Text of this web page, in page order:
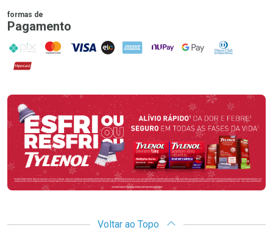
formas de
Pagamento
PIX MasterCard
VISA ELO AMEX NuPay Google PayDiners Club
Hipercard
Promoção em Destaque
Voltar ao Topo